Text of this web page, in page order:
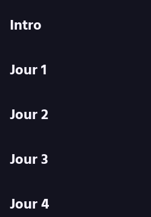
Intro
Jour 1
Jour 2
Jour 3
Jour 4